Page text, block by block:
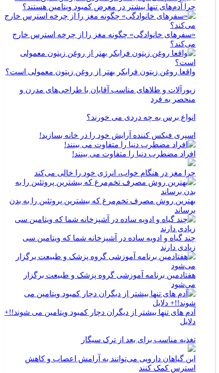
چرا آدم‌های تنها بیشتر در معرض کمبود ویتامین هستند؟
«سفرهای خانوادگی» چگونه مغز را از چرخه استرس خارج
می‌کند؟
واقعا روغن زیتون فرابکر بهتر از روغن زیتون معمولی است؟
زیورآلات و طلاهای مناسب آقایان با طراحی‌های مدرن و
منحصر به فرد
انواع برس به چه دردی می خورند؟
اسپری فیکس کننده آرایش خود را در خانه بسازید!
افراد مضطرب دنیا را متفاوت می بینند!
چرا مغز در هنگام خواب، انرژی خود را خالی می‌کند
بهترین روش مصرف تخم‌مرغ که بیشترین پروتئین را به بدن
برساند
چند گیاه و ادویه ساده در آشپزخانه شما که ویتامین سی
زیادی دارند
هفتادمین برنامه آموزشی گروه پزشک و طبیعت برگزار
می‌شود
آدم های تنها بیشتر از دیگران دچار کمبود ویتامین می شوند!!+
دلایل
تغذیه مناسب برای بعد از ترک سیگار
این گیاهان دارویی می‌توانند به آرامش اعصاب و کاهش
استرس کمک کنند